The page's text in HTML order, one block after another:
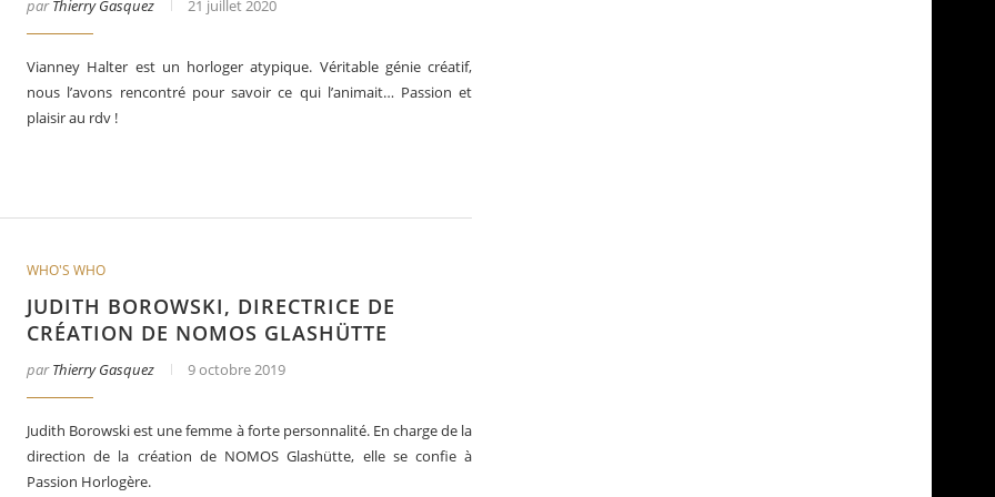
parThierry Gasquez 21 juillet 2020
Vianney Halter est un horloger atypique. Véritable génie créatif,
nous l’avons rencontré pour savoir ce qui l’animait… Passion et
plaisir au rdv !
WHO'S WHO
JUDITH BOROWSKI, DIRECTRICE DE
CRÉATION DE NOMOS GLASHÜTTE
parThierry Gasquez 9 octobre 2019
Judith Borowski est une femme à forte personnalité. En charge de la
direction de la création de NOMOS Glashütte, elle se confie à
Passion Horlogère.